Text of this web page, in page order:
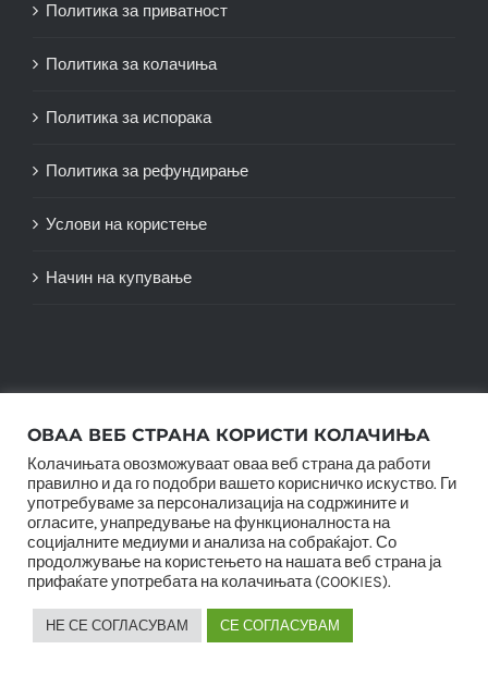
Политика за приватност
Политика за колачиња
Политика за испорака
Политика за рефундирање
Услови на користење
Начин на купување
© Copyright 2012 -2026 | SwiftAgency | All Rights
Reserved |
ОВАА ВЕБ СТРАНА КОРИСТИ КОЛАЧИЊА
Колачињата овозможуваат оваа веб страна да работи
правилно и да го подобри вашето корисничко искуство. Ги
употребуваме за персонализација на содржините и
огласите, унапредување на функционалноста на
социјалните медиуми и анализа на собраќајот. Со
продолжување на користењето на нашата веб страна ја
прифаќате употребата на колачињата (COOKIES).
НЕ СЕ СОГЛАСУВАМ СЕ СОГЛАСУВАМ